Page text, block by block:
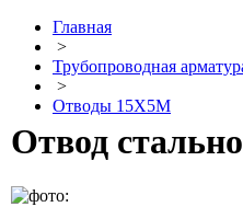
Главная
>
Трубопроводная
>
Отводы 15Х5М
Отвод